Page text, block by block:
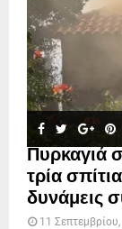
Πυρκαγιά
τρία
δυνάμεις
11